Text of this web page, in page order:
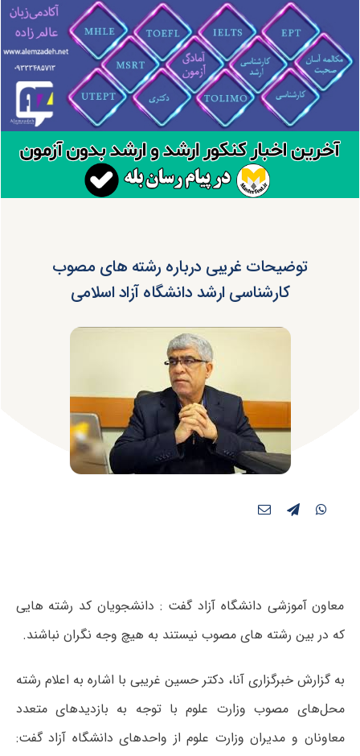
توضیحات غریبی درباره رشته های مصوب
کارشناسی ارشد دانشگاه آزاد اسلامی
معاون آموزشی دانشگاه آزاد گفت : دانشجویان کد رشته هایی
که در بین رشته های مصوب نیستند به هیچ وجه نگران نباشند.
به گزارش خبرگزاری آنا، دکتر حسین غریبی با اشاره به اعلام رشته
محل‌های مصوب وزارت علوم با توجه به بازدیدهای متعدد
معاونان و مدیران وزارت علوم از واحدهای دانشگاه آزاد گفت: